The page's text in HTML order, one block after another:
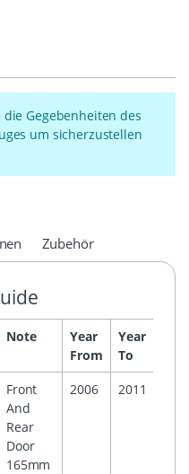
Gegebenheiten des
um sicherzustellen
Zubehör
Note
Year
From
Year
To
Front
And
Rear
Door
165mm
2006 2011